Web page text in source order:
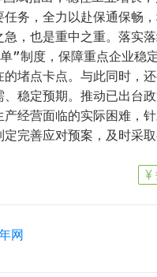
务，全力以赴保通保畅
急，也是重中之重。落实
”制度，保障重点企业稳
堵点卡点。与此同时，
、稳定预期。推动已出台
产经营面临的实际困难，
完善应对预案，及时采取
网